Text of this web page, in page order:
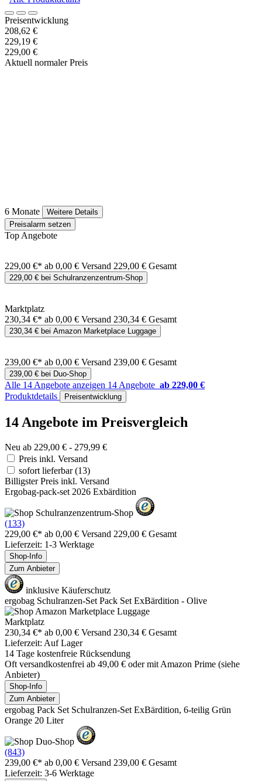
Preisentwicklung
208,62 €
229,19 €
229,00 €
Aktuell normaler Preis
6 Monate
Weitere Details
Preisalarm setzen
Top Angebote
229,00 €* ab 0,00 € Versand 229,00 € Gesamt
229,00 € bei Schulranzenzentrum-Shop
Marktplatz
230,34 €* ab 0,00 € Versand 230,34 € Gesamt
230,34 € bei Amazon Marketplace Luggage
239,00 €* ab 0,00 € Versand 239,00 € Gesamt
239,00 € bei Duo-Shop
Alle 14 Angebote anzeigen 14 Angebote ab 229,00 €
Produktdetails
Preisentwicklung
14 Angebote im Preisvergleich
Neu ab 229,00 € - 279,99 €
Preis inkl. Versand
sofort lieferbar(13)
Billigster Preis inkl. Versand
Ergobag-pack-set 2026 Exbärdition
(133)
229,00 €* ab 0,00 € Versand 229,00 € Gesamt
Lieferzeit: 1-3 Werktage
Shop-Info
Zum Anbieter
inklusive Käuferschutz
ergobag Schulranzen-Set Pack Set ExBärdition - Olive
Marktplatz
230,34 €* ab 0,00 € Versand 230,34 € Gesamt
Lieferzeit: Auf Lager
14 Tage kostenfreie Rücksendung
Oft versandkostenfrei ab 49,00 € oder mit Amazon Prime (siehe
Anbieter)
Shop-Info
Zum Anbieter
ergobag Pack Set Schulranzen-Set ExBärdition, 6-teilig Grün
Orange 20 Liter
(843)
239,00 €* ab 0,00 € Versand 239,00 € Gesamt
Lieferzeit: 3-6 Werktage